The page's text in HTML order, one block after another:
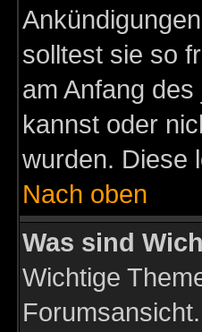
solltest sie so
am Anfang
kannst oder
wurden. Diese
Nach oben
Was sind
Wichtige